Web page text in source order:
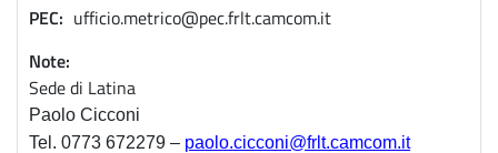
PEC
ufficio.metrico@pec.frlt.camcom.it
Note
Sede di Latina
Paolo Cicconi
Tel. 0773 672279 – paolo.cicconi@frlt.camcom.it